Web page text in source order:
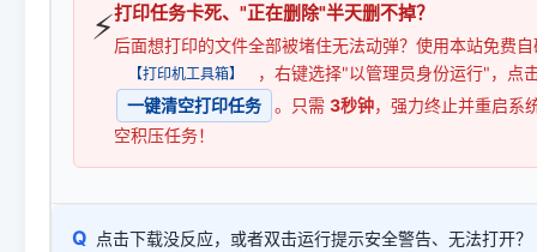
⚡打印任务卡死、"正在删除"半天删不掉？
后面想打印的文件全部被堵住无法动弹？使用本站免费
【打印机工具箱】
，右键选择"以管理员身份运行"，点
一键清空打印任务
。只需 3秒钟，强力终止并重启系
空积压任务！
Q 点击下载没反应，或者双击运行提示安全警告、无法打开？